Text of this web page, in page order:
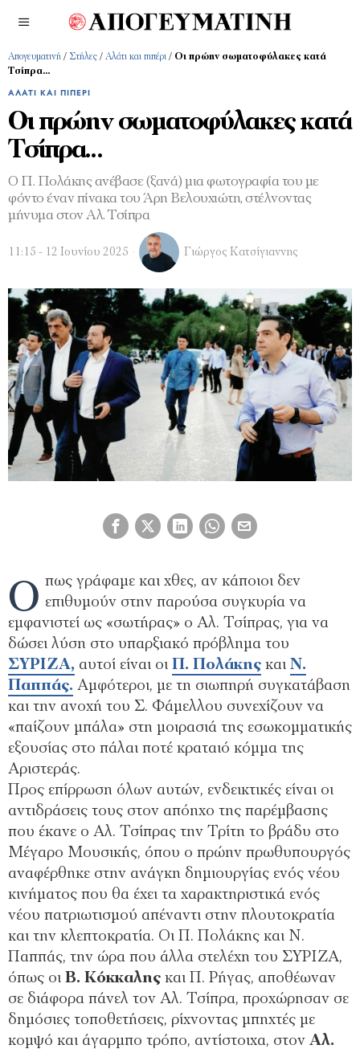
Απογευματινή / Στήλες / Αλάτι και πιπέρι / Οι πρώην σωματοφύλακες κατά
Τσίπρα…
ΑΛΆΤΙ ΚΑΙ ΠΙΠΈΡΙ
Οι πρώην σωματοφύλακες κατά
Τσίπρα…
Ο Π. Πολάκης ανέβασε (ξανά) μια φωτογραφία του με
φόντο έναν πίνακα του Άρη Βελουχιώτη, στέλνοντας
μήνυμα στον Αλ. Τσίπρα
11:15 - 12 Ιουνίου 2025 Γιώργος Κατσίγιαννης
Ό πως γράφαμε και χθες, αν κάποιοι δεν
επιθυμούν στην παρούσα συγκυρία να
εμφανιστεί ως «σωτήρας» ο Αλ. Τσίπρας, για να
δώσει λύση στο υπαρξιακό πρόβλημα του
ΣΥΡΙΖΑ, αυτοί είναι οι Π. Πολάκης και Ν.
Παππάς. Αμφότεροι, με τη σιωπηρή συγκατάβαση
και την ανοχή του Σ. Φάμελλου συνεχίζουν να
«παίζουν μπάλα» στη μοιρασιά της εσωκομματικής
εξουσίας στο πάλαι ποτέ κραταιό κόμμα της
Αριστεράς.
Προς επίρρωση όλων αυτών, ενδεικτικές είναι οι
αντιδράσεις τους στον απόηχο της παρέμβασης
που έκανε ο Αλ. Τσίπρας την Τρίτη το βράδυ στο
Μέγαρο Μουσικής, όπου ο πρώην πρωθυπουργός
αναφέρθηκε στην ανάγκη δημιουργίας ενός νέου
κινήματος που θα έχει τα χαρακτηριστικά ενός
νέου πατριωτισμού απέναντι στην πλουτοκρατία
και την κλεπτοκρατία. Οι Π. Πολάκης και Ν.
Παππάς, την ώρα που άλλα στελέχη του ΣΥΡΙΖΑ,
όπως οι Β. Κόκκαλης και Π. Ρήγας, αποθέωναν
σε διάφορα πάνελ τον Αλ. Τσίπρα, προχώρησαν σε
δημόσιες τοποθετήσεις, ρίχνοντας μπηχτές με
κομψό και άγαρμπο τρόπο, αντίστοιχα, στον Αλ.